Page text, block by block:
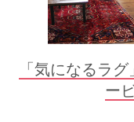
「気になるラ
ー